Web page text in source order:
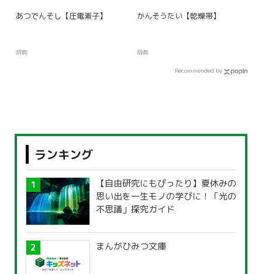
あつでんそし【圧電素子】
辞典
かんそうたい【乾燥帯】
辞典
Recommended by
ランキング
【自由研究にもぴったり】夏休みの
思い出を一生モノの学びに！「光の
不思議」探究ガイド
まんがひみつ文庫